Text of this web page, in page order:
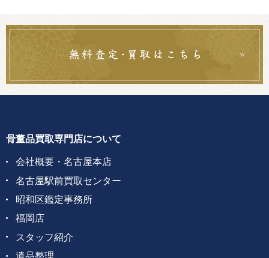
骨董品買取専門店について
会社概要・名古屋本店
名古屋駅前買取センター
昭和区鑑定事務所
福岡店
スタッフ紹介